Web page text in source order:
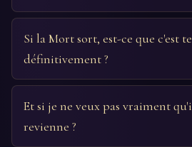
Si la Mort sort, est-ce que c'est
définitivement ?
Et si je ne veux pas vraiment
revienne ?